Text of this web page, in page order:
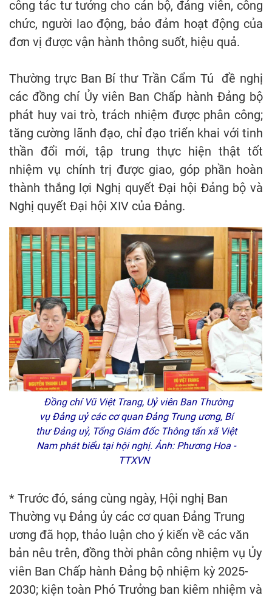
công tác tư tưởng cho cán bộ, đảng viên, công
chức, người lao động, bảo đảm hoạt động của
đơn vị được vận hành thông suốt, hiệu quả.
Thường trực Ban Bí thư Trần Cẩm Tú đề nghị
các đồng chí Ủy viên Ban Chấp hành Đảng bộ
phát huy vai trò, trách nhiệm được phân công;
tăng cường lãnh đạo, chỉ đạo triển khai với tinh
thần đổi mới, tập trung thực hiện thật tốt
nhiệm vụ chính trị được giao, góp phần hoàn
thành thắng lợi Nghị quyết Đại hội Đảng bộ và
Nghị quyết Đại hội XIV của Đảng.
Đồng chí Vũ Việt Trang, Uỷ viên Ban Thường
vụ Đảng uỷ các cơ quan Đảng Trung ương, Bí
thư Đảng uỷ, Tổng Giám đốc Thông tấn xã Việt
Nam phát biểu tại hội nghị. Ảnh: Phương Hoa -
TTXVN
* Trước đó, sáng cùng ngày, Hội nghị Ban
Thường vụ Đảng ủy các cơ quan Đảng Trung
ương đã họp, thảo luận cho ý kiến về các văn
bản nêu trên, đồng thời phân công nhiệm vụ Ủy
viên Ban Chấp hành Đảng bộ nhiệm kỳ 2025-
2030; kiện toàn Phó Trưởng ban kiêm nhiệm và